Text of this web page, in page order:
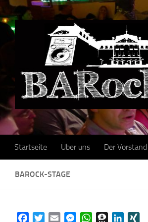
Skip to content
Startseite Über uns Der Vorstand
BAROCK-STAGE
FacebookTwitterEmail MessengerWhatsAppThreemaLinkedIn